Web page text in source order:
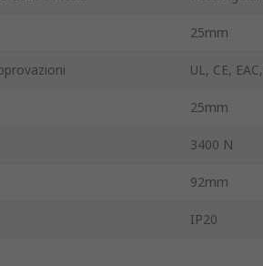
25mm
UL, CE,
25mm
3400 N
92mm
IP20